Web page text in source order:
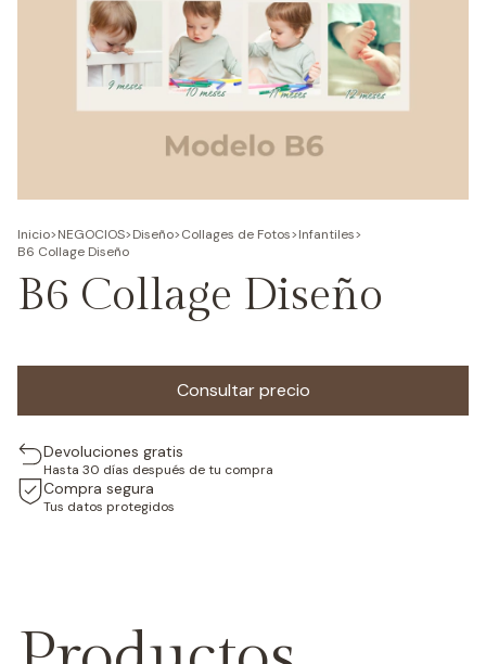
Inicio>NEGOCIOS>Diseño>Collages de Fotos>Infantiles>
B6 Collage Diseño
B6 Collage Diseño
Devoluciones gratis
Hasta 30 días después de tu compra
Compra segura
Tus datos protegidos